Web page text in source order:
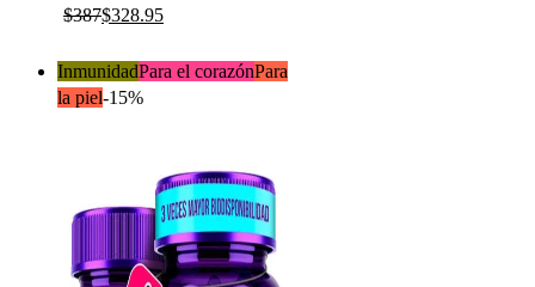
$387$328.95
InmunidadPara el corazónPara
la piel-15%